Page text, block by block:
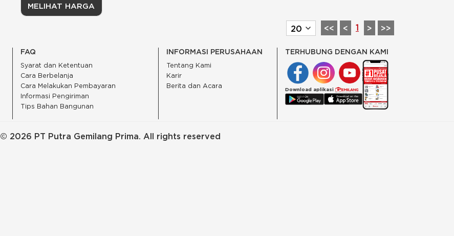
MELIHAT HARGA
<< < 1 > >>
FAQ
Syarat dan Ketentuan
Cara Berbelanja
Cara Melakukan Pembayaran
Informasi Pengiriman
Tips Bahan Bangunan
INFORMASI PERUSAHAAN
Tentang Kami
Karir
Berita dan Acara
TERHUBUNG DENGAN KAMI
Download aplikasi
© 2026 PT Putra Gemilang Prima. All rights reserved